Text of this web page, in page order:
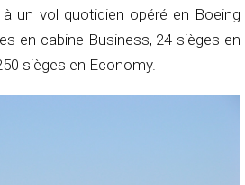
un vol quotidien opéré en Boeing
en cabine Business, 24 sièges en
sièges en Economy.